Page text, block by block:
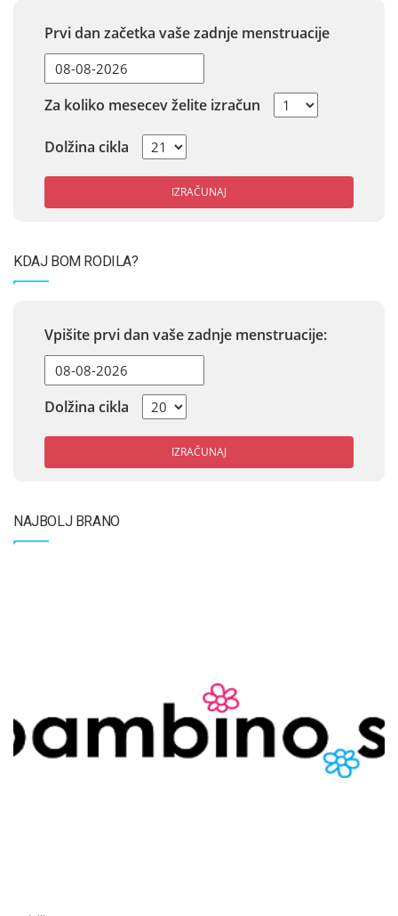
Prvi dan začetka vaše zadnje menstruacije
Za koliko mesecev želite izračun
Dolžina cikla
IZRAČUNAJ
KDAJ BOM RODILA?
Vpišite prvi dan vaše zadnje menstruacije:
Dolžina cikla
IZRAČUNAJ
NAJBOLJ BRANO